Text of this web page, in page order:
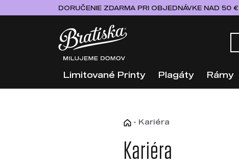
DORUČENIE ZDARMA PRI OBJEDNÁVKE NAD 50 €
Limitované Printy Plagáty Rámy
- Kariéra
Kariéra